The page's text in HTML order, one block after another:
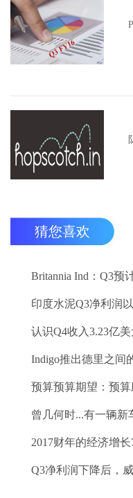
猜您喜欢
曾几何时...有一辆新
2017财年的经济增长